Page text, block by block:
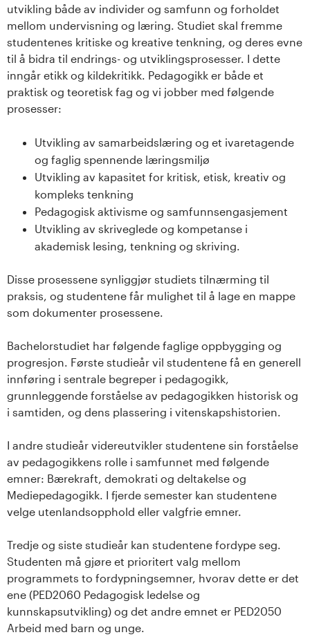
v
e
r
e
t
n
a
n
d
e
t
utvikling både av individer og samfunn og forholdet
mellom undervisning og læring. Studiet skal fremme
studentenes kritiske og kreative tenkning, og deres evne
til å bidra til endrings- og utviklingsprosesser. I dette
inngår etikk og kildekritikk. Pedagogikk er både et
praktisk og teoretisk fag og vi jobber med følgende
prosesser:
Utvikling av samarbeidslæring og et ivaretagende
og faglig spennende læringsmiljø
Utvikling av kapasitet for kritisk, etisk, kreativ og
kompleks tenkning
Pedagogisk aktivisme og samfunnsengasjement
Utvikling av skriveglede og kompetanse i
akademisk lesing, tenkning og skriving.
Disse prosessene synliggjør studiets tilnærming til
praksis, og studentene får mulighet til å lage en mappe
som dokumenter prosessene.
Bachelorstudiet har følgende faglige oppbygging og
progresjon. Første studieår vil studentene få en generell
innføring i sentrale begreper i pedagogikk,
grunnleggende forståelse av pedagogikken historisk og
i samtiden, og dens plassering i vitenskapshistorien.
I andre studieår videreutvikler studentene sin forståelse
av pedagogikkens rolle i samfunnet med følgende
emner: Bærekraft, demokrati og deltakelse og
Mediepedagogikk. I fjerde semester kan studentene
velge utenlandsopphold eller valgfrie emner.
Tredje og siste studieår kan studentene fordype seg.
Studenten må gjøre et prioritert valg mellom
programmets to fordypningsemner, hvorav dette er det
ene (PED2060 Pedagogisk ledelse og
kunnskapsutvikling) og det andre emnet er PED2050
Arbeid med barn og unge.